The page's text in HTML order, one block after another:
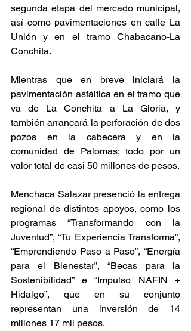
segunda etapa del mercado municipal,
así como pavimentaciones en calle La
Unión y en el tramo Chabacano-La
Conchita.
Mientras que en breve iniciará la
pavimentación asfáltica en el tramo que
va de La Conchita a La Gloria, y
también arrancará la perforación de dos
pozos en la cabecera y en la
comunidad de Palomas; todo por un
valor total de casi 50 millones de pesos.
Menchaca Salazar presenció la entrega
regional de distintos apoyos, como los
programas “Transformando con la
Juventud”, “Tu Experiencia Transforma”,
“Emprendiendo Paso a Paso”, “Energía
para el Bienestar”, “Becas para la
Sostenibilidad” e “Impulso NAFIN +
Hidalgo”, que en su conjunto
representan una inversión de 14
millones 17 mil pesos.